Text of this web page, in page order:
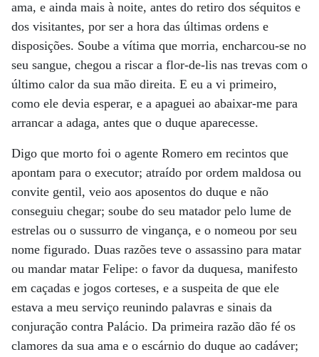
ama, e ainda mais à noite, antes do retiro dos séquitos e
dos visitantes, por ser a hora das últimas ordens e
disposições. Soube a vítima que morria, encharcou-se no
seu sangue, chegou a riscar a flor-de-lis nas trevas com o
último calor da sua mão direita. E eu a vi primeiro,
como ele devia esperar, e a apaguei ao abaixar-me para
arrancar a adaga, antes que o duque aparecesse.
Digo que morto foi o agente Romero em recintos que
apontam para o executor; atraído por ordem maldosa ou
convite gentil, veio aos aposentos do duque e não
conseguiu chegar; soube do seu matador pelo lume de
estrelas ou o sussurro de vingança, e o nomeou por seu
nome figurado. Duas razões teve o assassino para matar
ou mandar matar Felipe: o favor da duquesa, manifesto
em caçadas e jogos corteses, e a suspeita de que ele
estava a meu serviço reunindo palavras e sinais da
conjuração contra Palácio. Da primeira razão dão fé os
clamores da sua ama e o escárnio do duque ao cadáver;